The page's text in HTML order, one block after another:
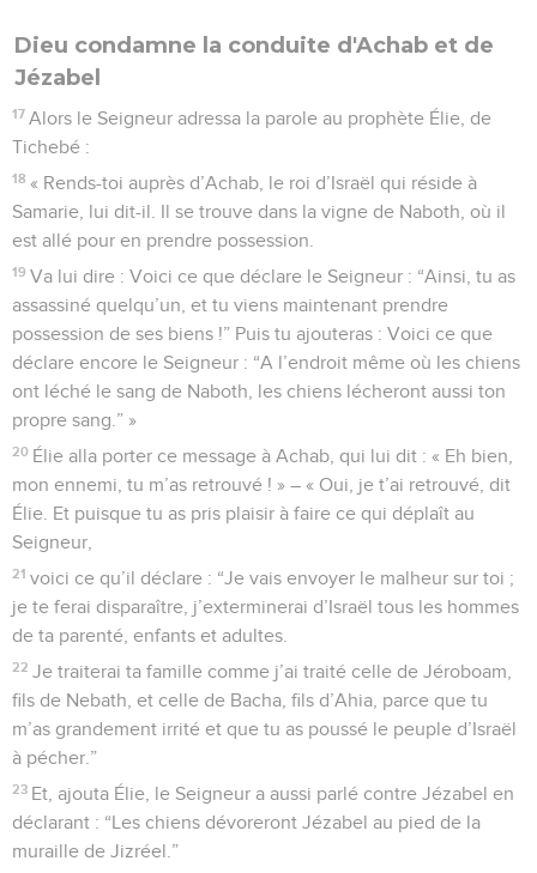
Dieu condamne la conduite d'Achab et de
Jézabel
17 Alors le Seigneur adressa la parole au prophète Élie, de
Tichebé :
18 « Rends-toi auprès d’Achab, le roi d’Israël qui réside à
Samarie, lui dit-il. Il se trouve dans la vigne de Naboth, où il
est allé pour en prendre possession.
19 Va lui dire : Voici ce que déclare le Seigneur : “Ainsi, tu as
assassiné quelqu’un, et tu viens maintenant prendre
possession de ses biens !” Puis tu ajouteras : Voici ce que
déclare encore le Seigneur : “A l’endroit même où les chiens
ont léché le sang de Naboth, les chiens lécheront aussi ton
propre sang.” »
20 Élie alla porter ce message à Achab, qui lui dit : « Eh bien,
mon ennemi, tu m’as retrouvé ! » – « Oui, je t’ai retrouvé, dit
Élie. Et puisque tu as pris plaisir à faire ce qui déplaît au
Seigneur,
21 voici ce qu’il déclare : “Je vais envoyer le malheur sur toi ;
je te ferai disparaître, j’exterminerai d’Israël tous les hommes
de ta parenté, enfants et adultes.
22 Je traiterai ta famille comme j’ai traité celle de Jéroboam,
fils de Nebath, et celle de Bacha, fils d’Ahia, parce que tu
m’as grandement irrité et que tu as poussé le peuple d’Israël
à pécher.”
23 Et, ajouta Élie, le Seigneur a aussi parlé contre Jézabel en
déclarant : “Les chiens dévoreront Jézabel au pied de la
muraille de Jizréel.”